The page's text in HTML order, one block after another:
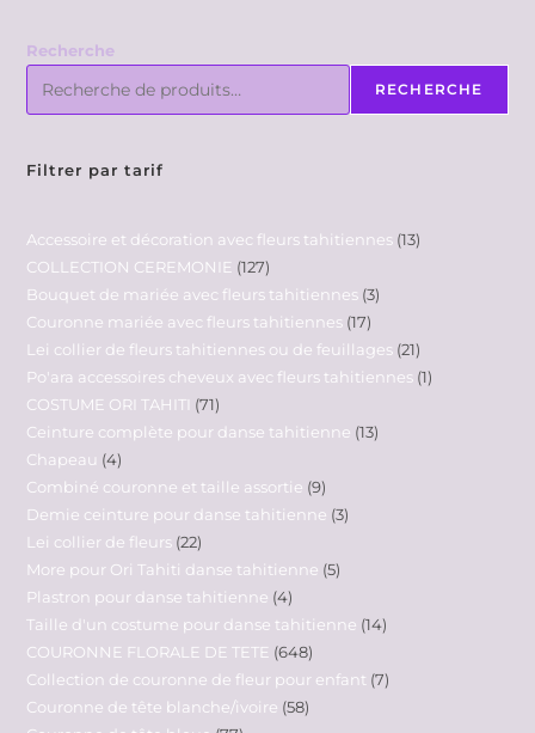
Recherche
RECHERCHE
Filtrer par tarif
Accessoire et décoration avec fleurs tahitiennes 13
COLLECTION CEREMONIE 127
Bouquet de mariée avec fleurs tahitiennes 3
Couronne mariée avec fleurs tahitiennes 17
Lei collier de fleurs tahitiennes ou de feuillages 21
Po'ara accessoires cheveux avec fleurs tahitiennes 1
COSTUME ORI TAHITI
71
Ceinture complète pour danse tahitienne 13
Chapeau 4
Combiné couronne et taille assortie 9
Demie ceinture pour danse tahitienne 3
Lei collier de fleurs 22
More pour Ori Tahiti danse tahitienne 5
Plastron pour danse tahitienne 4
Taille d'un costume pour danse tahitienne 14
COURONNE FLORALE DE TETE 648
Collection de couronne de fleur pour enfant 7
Couronne de tête blanche/ivoire 58